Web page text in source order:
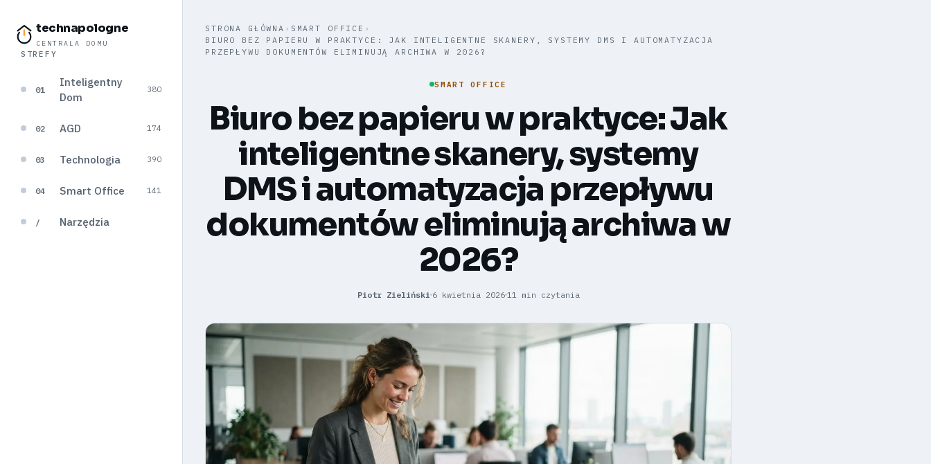
technapologne
CENTRALA DOMU
STREFY
01
Inteligentny
Dom
380
02 AGD 174
03 Technologia 390
04 Smart Office 141
/ Narzędzia
STRONA GŁÓWNA › SMART OFFICE ›
BIURO BEZ PAPIERU W PRAKTYCE: JAK INTELIGENTNE SKANERY, SYSTEMY DMS I AUTOMATYZACJA
PRZEPŁYWU DOKUMENTÓW ELIMINUJĄ ARCHIWA W 2026?
SMART OFFICE
Biuro bez papieru w praktyce: Jak
inteligentne skanery, systemy
DMS i automatyzacja przepływu
dokumentów eliminują archiwa w
2026?
Piotr Zieliński 6 kwietnia 2026 11 min czytania